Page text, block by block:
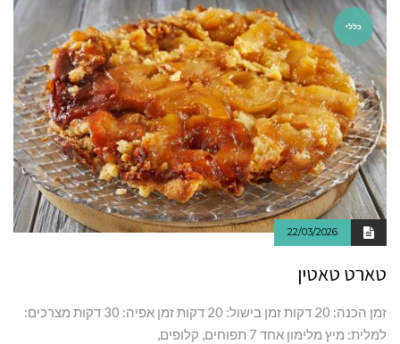
כללי
22/03/2026
טארט טאטין
זמן‭ ‬הכנה:‭‬‭ ‬20‭ ‬דקות זמן‭ ‬בישול:‭ ‬20‭ ‬דקות זמן‭ ‬אפיה:‭‬‭ ‬30‭ ‬דקות מצרכים:
למלית: מיץ מלימון אחד 7 תפוחים, קלופים,